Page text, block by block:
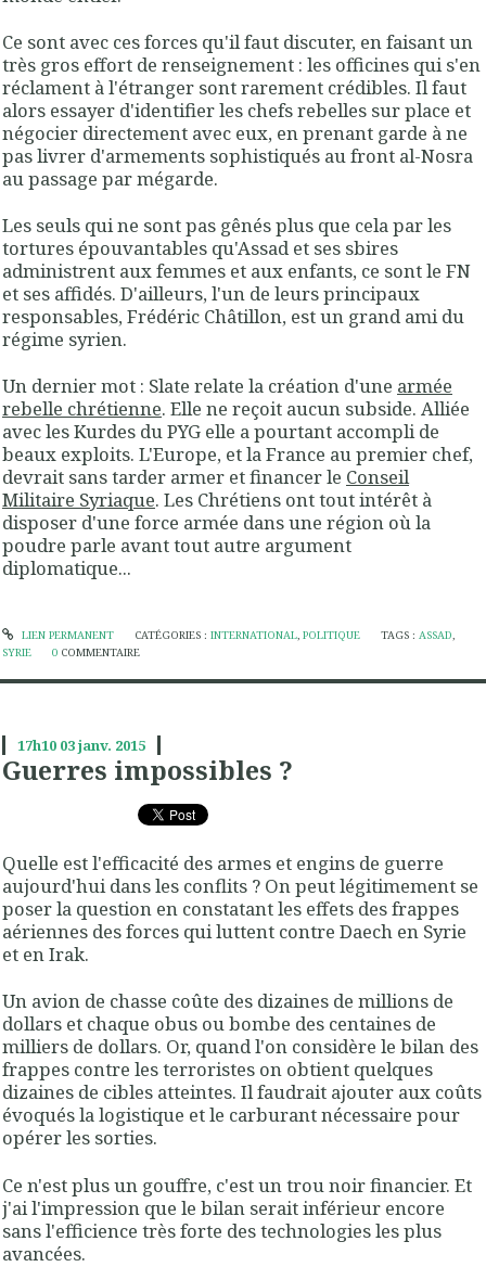
Ce sont avec ces forces qu'il faut discuter, en faisant un
très gros effort de renseignement : les officines qui s'en
réclament à l'étranger sont rarement crédibles. Il faut
alors essayer d'identifier les chefs rebelles sur place et
négocier directement avec eux, en prenant garde à ne
pas livrer d'armements sophistiqués au front al-Nosra
au passage par mégarde.
Les seuls qui ne sont pas gênés plus que cela par les
tortures épouvantables qu'Assad et ses sbires
administrent aux femmes et aux enfants, ce sont le FN
et ses affidés. D'ailleurs, l'un de leurs principaux
responsables, Frédéric Châtillon, est un grand ami du
régime syrien.
Un dernier mot : Slate relate la création d'une armée
rebelle chrétienne. Elle ne reçoit aucun subside. Alliée
avec les Kurdes du PYG elle a pourtant accompli de
beaux exploits. L'Europe, et la France au premier chef,
devrait sans tarder armer et financer le Conseil
Militaire Syriaque. Les Chrétiens ont tout intérêt à
disposer d'une force armée dans une région où la
poudre parle avant tout autre argument
diplomatique...
LIEN PERMANENT CATÉGORIES : INTERNATIONAL, POLITIQUE TAGS : ASSAD
SYRIE
0 COMMENTAIRE
17h10 03janv. 2015
Guerres impossibles ?
Quelle est l'efficacité des armes et engins de guerre
aujourd'hui dans les conflits ? On peut légitimement se
poser la question en constatant les effets des frappes
aériennes des forces qui luttent contre Daech en Syrie
et en Irak.
Un avion de chasse coûte des dizaines de millions de
dollars et chaque obus ou bombe des centaines de
milliers de dollars. Or, quand l'on considère le bilan des
frappes contre les terroristes on obtient quelques
dizaines de cibles atteintes. Il faudrait ajouter aux coûts
évoqués la logistique et le carburant nécessaire pour
opérer les sorties.
Ce n'est plus un gouffre, c'est un trou noir financier. Et
j'ai l'impression que le bilan serait inférieur encore
sans l'efficience très forte des technologies les plus
avancées.